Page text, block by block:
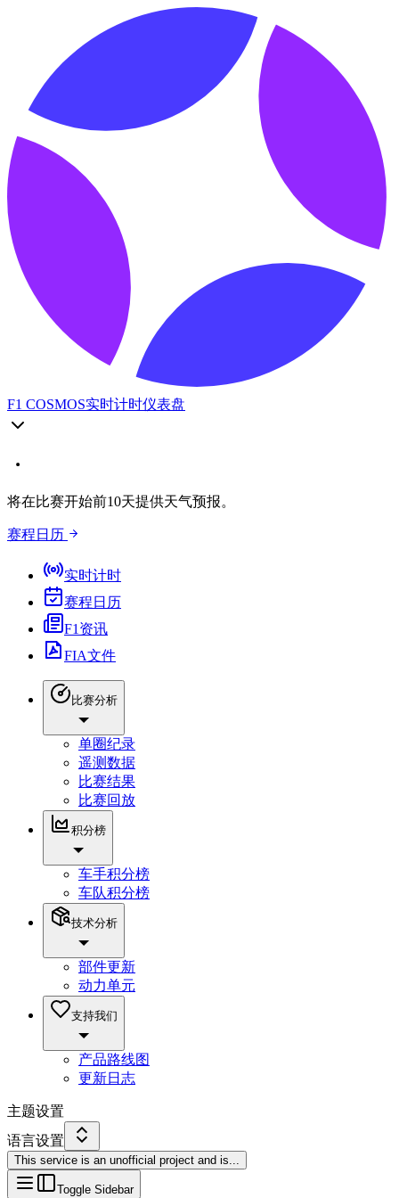
F1 COSMOS实时计时仪表盘
将在比赛开始前10天提供天气预报。
赛程日历
实时计时
赛程日历
F1资讯
FIA文件
比赛分析
单圈纪录
遥测数据
比赛结果
比赛回放
积分榜
车手积分榜
车队积分榜
技术分析
部件更新
动力单元
支持我们
产品路线图
更新日志
主题设置
语言设置
This service is an unofficial project and is...
Toggle Sidebar